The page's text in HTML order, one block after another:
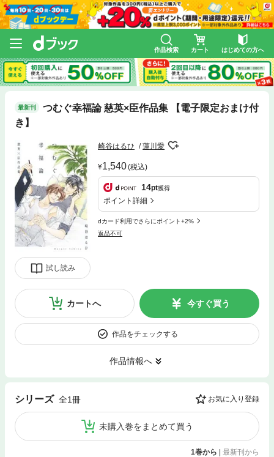
作品検索 カート はじめての方へ
最新刊
つむぐ幸福論 慈英×臣作品集 【電子限定おまけ付
き】
試し読み
崎谷はるひ 蓮川愛
1,540(税込)
14pt獲得
ポイント詳細
dカード利用でさらにポイント+2%
返品不可
カートへ 今すぐ買う
作品をチェックする
作品情報へ
シリーズ 全1冊 お気に入り登録
未購入巻をまとめて買う
1巻から | 最新刊から